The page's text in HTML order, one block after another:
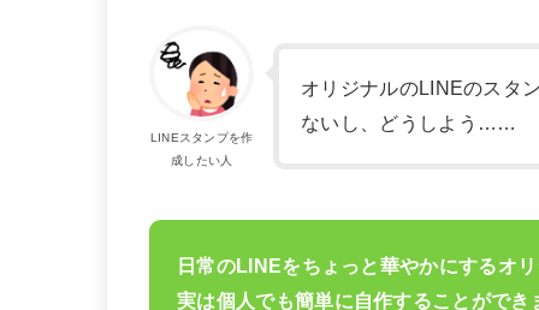
LINEスタンプを作
成したい人
オリジナルのLINEのスタ
ないし、どうしよう……
日常のLINEをちょっと華やかにするオ
実は個人でも簡単に自作することができ